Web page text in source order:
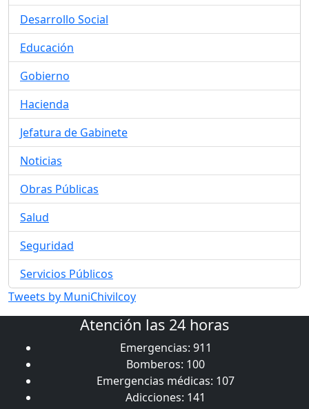
Desarrollo Social
Educación
Gobierno
Hacienda
Jefatura de Gabinete
Noticias
Obras Públicas
Salud
Seguridad
Servicios Públicos
Tweets by MuniChivilcoy
Atención las 24 horas
Emergencias: 911
Bomberos: 100
Emergencias médicas: 107
Adicciones: 141